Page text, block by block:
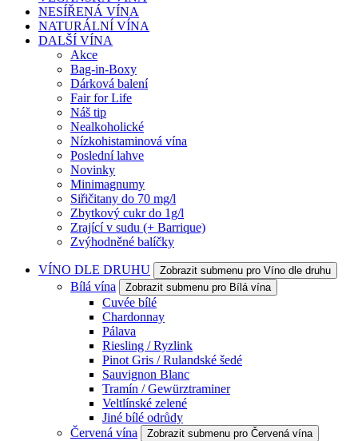
NESÍŘENÁ VÍNA
NATURÁLNÍ VÍNA
DALŠÍ VÍNA
Akce
Bag-in-Boxy
Dárková balení
Fair for Life
Náš tip
Nealkoholické
Nízkohistaminová vína
Poslední lahve
Novinky
Minimagnumy
Siřičitany do 70 mg/l
Zbytkový cukr do 1g/l
Zrající v sudu (+ Barrique)
Zvýhodněné balíčky
VÍNO DLE DRUHU Zobrazit submenu pro Víno dle druhu
Bílá vína Zobrazit submenu pro Bílá vína
Cuvée bílé
Chardonnay
Pálava
Riesling / Ryzlink
Pinot Gris / Rulandské šedé
Sauvignon Blanc
Tramín / Gewürztraminer
Veltlínské zelené
Jiné bílé odrůdy
Červená vína
Zobrazit submenu pro Červená vína